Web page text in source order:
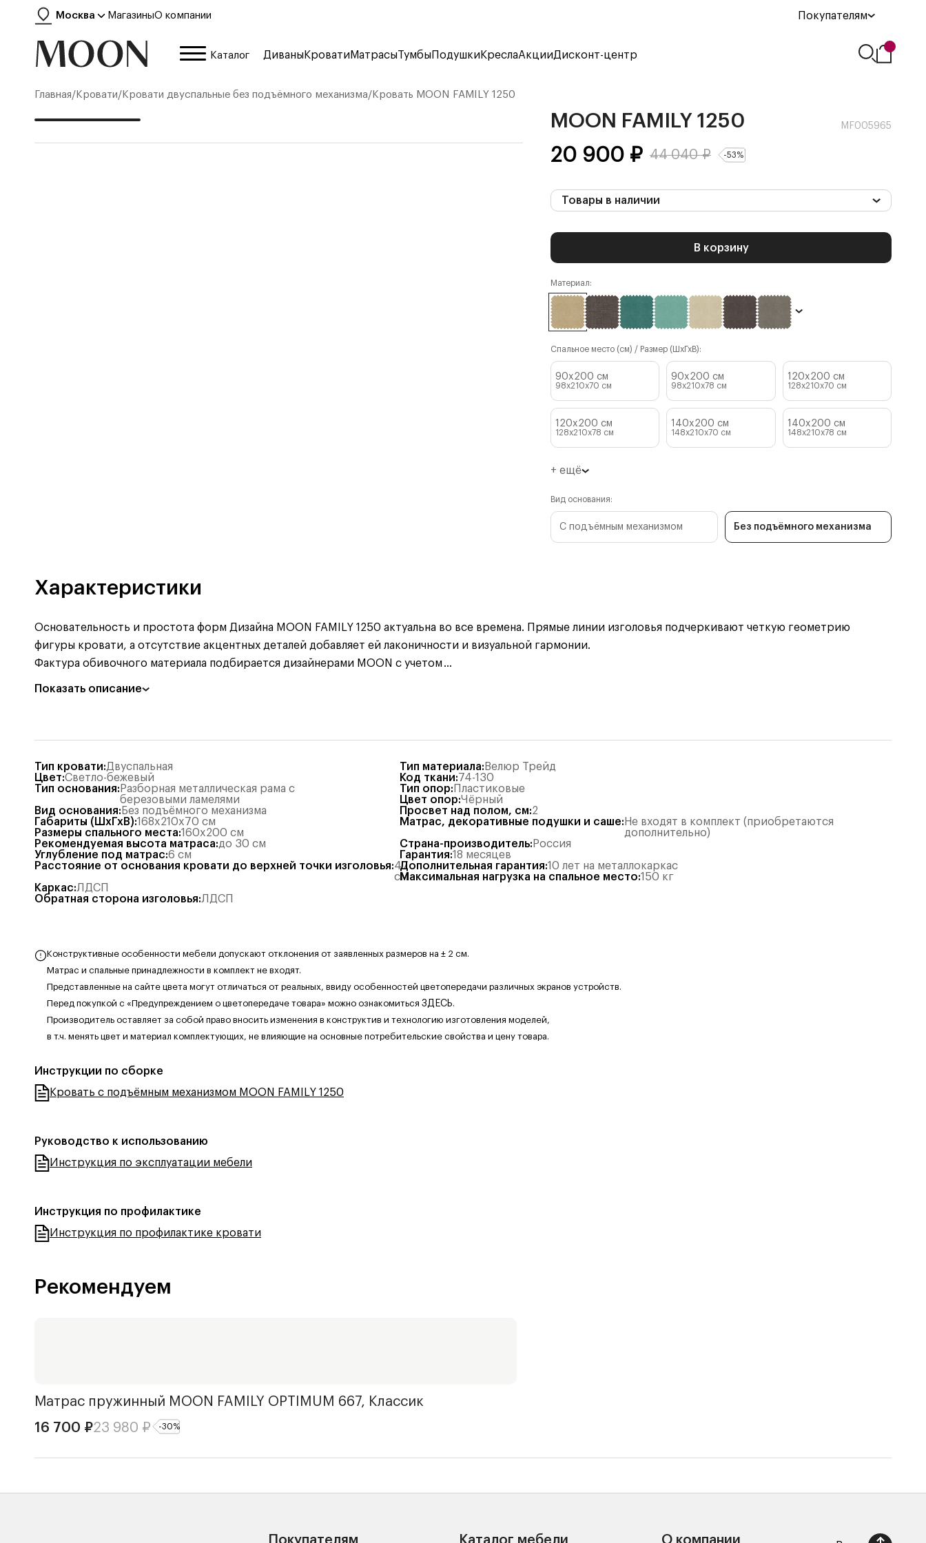
Москва МагазиныО компании Покупателям
Каталог ДиваныКроватиМатрасыТумбыПодушкиКреслаАкцииДисконт-центр
Главная/ Кровати/ Кровати двуспальные без подъёмного механизма/ Кровать MOON FAMILY 1250
MOON FAMILY 1250 MF005965
20 900 ₽ 44 040₽ -53%
Товары в наличии
В корзину
Материал:
Спальное место (см) / Размер (ШхГхВ):
90x200 см
98x210x70 см
90x200 см
98x210x78 см
120x200 см
128x210x70 см
120x200 см
128x210x78 см
140x200 см
148x210x70 см
140x200 см
148x210x78 см
+ ещё
Вид основания:
С подъёмным механизмом Без подъёмного механизма
Характеристики
Основательность и простота форм Дизайна MOON FAMILY 1250 актуальна во все времена. Прямые линии изголовья подчеркивают четкую геометрию
фигуры кровати, а отсутствие акцентных деталей добавляет ей лаконичности и визуальной гармонии.
Фактура обивочного материала подбирается дизайнерами MOON с учетом...
Показать описание
Тип кровати:Двуспальная
Цвет:Светло-бежевый
Тип основания: Разборная металлическая рама с
березовыми ламелями
Вид основания: Без подъёмного механизма
Габариты (ШхГхВ):168x210x70 см
Размеры спального места:160x200 см
Рекомендуемая высота матраса:до 30 см
Углубление под матрас:6 см
Расстояние от основания кровати до верхней точки изголовья:47
см
Каркас:ЛДСП
Обратная сторона изголовья:ЛДСП
Тип материала: Велюр Трейд
Код ткани:74-130
Тип опор: Пластиковые
Цвет опор:Чёрный
Просвет над полом, см:2
Матрас, декоративные подушки и саше: Не входят в комплект (приобретаются
дополнительно)
Страна-производитель: Россия
Гарантия:18 месяцев
Дополнительная гарантия:10 лет на металлокаркас
Максимальная нагрузка на спальное место:150 кг
Конструктивные особенности мебели допускают отклонения от заявленных размеров на ± 2 см.
Матрас и спальные принадлежности в комплект не входят.
Представленные на сайте цвета могут отличаться от реальных, ввиду особенностей цветопередачи различных экранов устройств.
Перед покупкой с «Предупреждением о цветопередаче товара» можно ознакомиться ЗДЕСЬ.
Производитель оставляет за собой право вносить изменения в конструктив и технологию изготовления моделей,
в т.ч. менять цвет и материал комплектующих, не влияющие на основные потребительские свойства и цену товара.
Инструкции по сборке
Кровать с подъёмным механизмом MOON FAMILY 1250
Руководство к использованию
Инструкция по эксплуатации мебели
Инструкция по профилактике
Инструкция по профилактике кровати
Рекомендуем
Матрас пружинный MOON FAMILY OPTIMUM 667, Классик
16 700 ₽23 980 ₽ -30%